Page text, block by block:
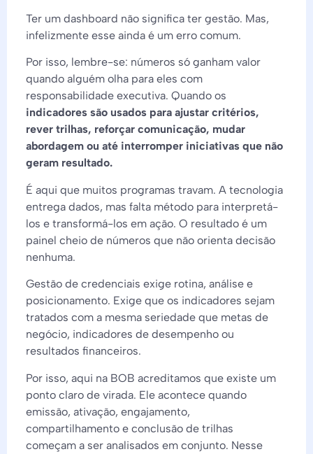
Ter um dashboard não significa ter gestão. Mas,
infelizmente esse ainda é um erro comum.
Por isso, lembre-se: números só ganham valor
quando alguém olha para eles com
responsabilidade executiva. Quando os
indicadores são usados para ajustar critérios,
rever trilhas, reforçar comunicação, mudar
abordagem ou até interromper iniciativas que não
geram resultado.
É aqui que muitos programas travam. A tecnologia
entrega dados, mas falta método para interpretá-
los e transformá-los em ação. O resultado é um
painel cheio de números que não orienta decisão
nenhuma.
Gestão de credenciais exige rotina, análise e
posicionamento. Exige que os indicadores sejam
tratados com a mesma seriedade que metas de
negócio, indicadores de desempenho ou
resultados financeiros.
Por isso, aqui na BOB acreditamos que existe um
ponto claro de virada. Ele acontece quando
emissão, ativação, engajamento,
compartilhamento e conclusão de trilhas
começam a ser analisados em conjunto. Nesse